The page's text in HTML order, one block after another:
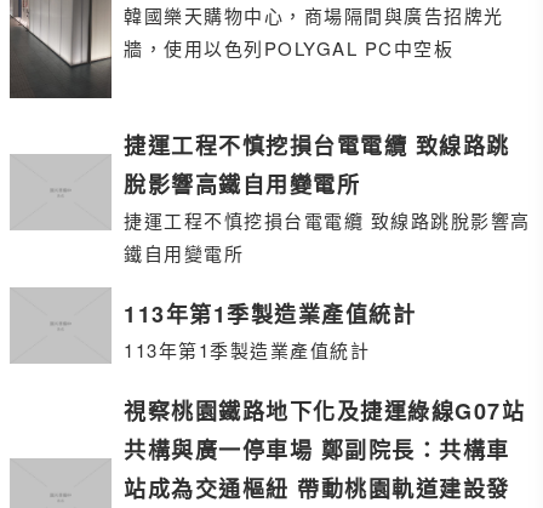
韓國樂天購物中心，商場隔間與廣告招牌光
牆，使用以色列POLYGAL PC中空板
捷運工程不慎挖損台電電纜 致線路跳
脫影響高鐵自用變電所
捷運工程不慎挖損台電電纜 致線路跳脫影響高
鐵自用變電所
113年第1季製造業產值統計
113年第1季製造業產值統計
視察桃園鐵路地下化及捷運綠線G07站
共構與廣一停車場 鄭副院長：共構車
站成為交通樞紐 帶動桃園軌道建設發